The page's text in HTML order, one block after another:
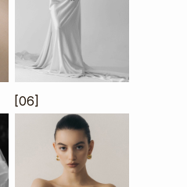
[06]